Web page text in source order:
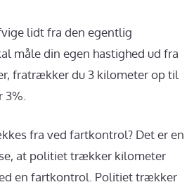
lidt fra den egentlig
måle din egen hastighed ud fra
fratrækker du 3 kilometer op til
fra ved fartkontrol? Det er en
at politiet trækker kilometer
en fartkontrol. Politiet trækker